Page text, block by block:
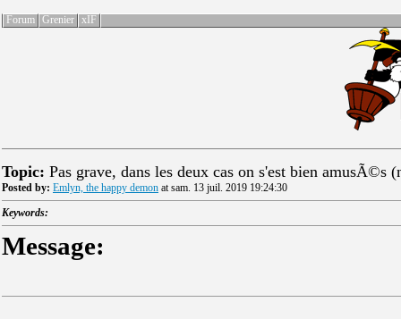
Forum Grenier xIF
Topic: Pas grave, dans les deux cas on s'est bien amusÃ©s
Posted by: Emlyn, the happy demon at sam. 13 juil. 2019 19:24:30
Keywords:
Message: